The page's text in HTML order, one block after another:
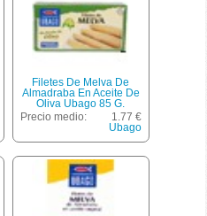
Filetes De Melva De
Almadraba En Aceite De
Oliva Ubago 85 G.
Precio medio:
1.77 €
Ubago